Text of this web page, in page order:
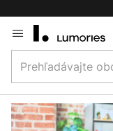
to
Content
obchod
tu...